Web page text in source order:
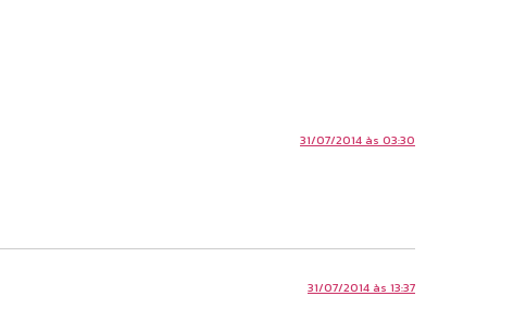
31/07/2014 às 03:30
31/07/2014 às 13:37